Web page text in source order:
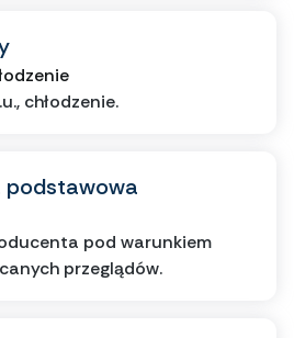
chłodzenie.
podstawowa
pod warunkiem
przeglądów.